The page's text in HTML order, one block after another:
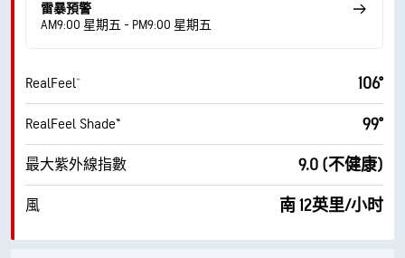
雷暴預警
AM9:00 星期五 - PM9:00 星期五
RealFeel® 106°
RealFeel Shade™ 99°
最大紫外線指數 9.0 (不健康)
風 南 12英里/小时